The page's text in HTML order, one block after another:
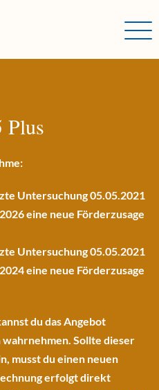
Plus
Untersuchung 05.05.2021
eine neue Förderzusage
Untersuchung 05.05.2021
eine neue Förderzusage
du das Angebot
Sollte dieser
musst du einen neuen
erfolgt direkt